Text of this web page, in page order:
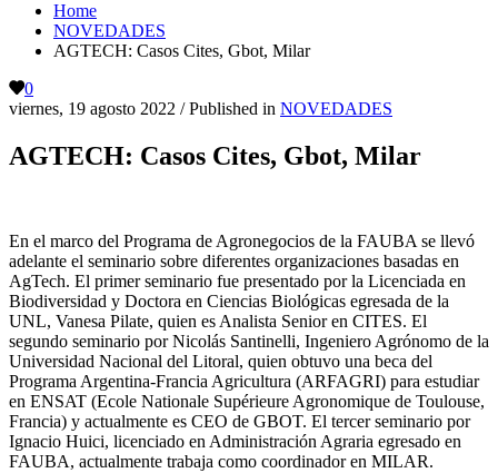
Home
NOVEDADES
AGTECH: Casos Cites, Gbot, Milar
0
viernes, 19 agosto 2022 /Published in NOVEDADES
AGTECH: Casos Cites, Gbot, Milar
En el marco del Programa de Agronegocios de la FAUBA se llevó
adelante el seminario sobre diferentes organizaciones basadas en
AgTech. El primer seminario fue presentado por la Licenciada en
Biodiversidad y Doctora en Ciencias Biológicas egresada de la
UNL, Vanesa Pilate, quien es Analista Senior en CITES. El
segundo seminario por Nicolás Santinelli, Ingeniero Agrónomo de la
Universidad Nacional del Litoral, quien obtuvo una beca del
Programa Argentina-Francia Agricultura (ARFAGRI) para estudiar
en ENSAT (Ecole Nationale Supérieure Agronomique de Toulouse,
Francia) y actualmente es CEO de GBOT. El tercer seminario por
Ignacio Huici, licenciado en Administración Agraria egresado en
FAUBA, actualmente trabaja como coordinador en MILAR.